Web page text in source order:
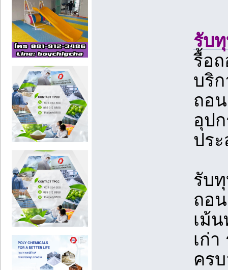
รับ
รื้อ
บริ
ถอ
อุป
ปร
รับ
ถอ
เม้
เก่
คร